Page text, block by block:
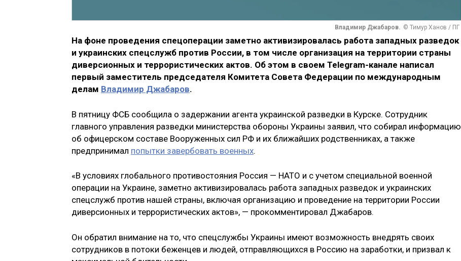
Владимир Джабаров. © Тимур Ханов / ПГ
На фоне проведения спецоперации заметно активизировалась работа западных разведок
и украинских спецслужб против России, в том числе организация на территории страны
диверсионных и террористических актов. Об этом в своем Telegram-канале написал
первый заместитель председателя Комитета Совета Федерации по международным
делам Владимир Джабаров.
В пятницу ФСБ сообщила о задержании агента украинской разведки в Курске. Сотрудник
главного управления разведки министерства обороны Украины заявил, что собирал информацию
об офицерском составе Вооруженных сил РФ и их ближайших родственниках, а также
предпринимал попытки завербовать военных.
«В условиях глобального противостояния Россия — НАТО и с учетом специальной военной
операции на Украине, заметно активизировалась работа западных разведок и украинских
спецслужб против нашей страны, включая организацию и проведение на территории России
диверсионных и террористических актов», — прокомментировал Джабаров.
Он обратил внимание на то, что спецслужбы Украины имеют возможность внедрять своих
сотрудников в потоки беженцев и людей, отправляющихся в Россию на заработки, и призвал к